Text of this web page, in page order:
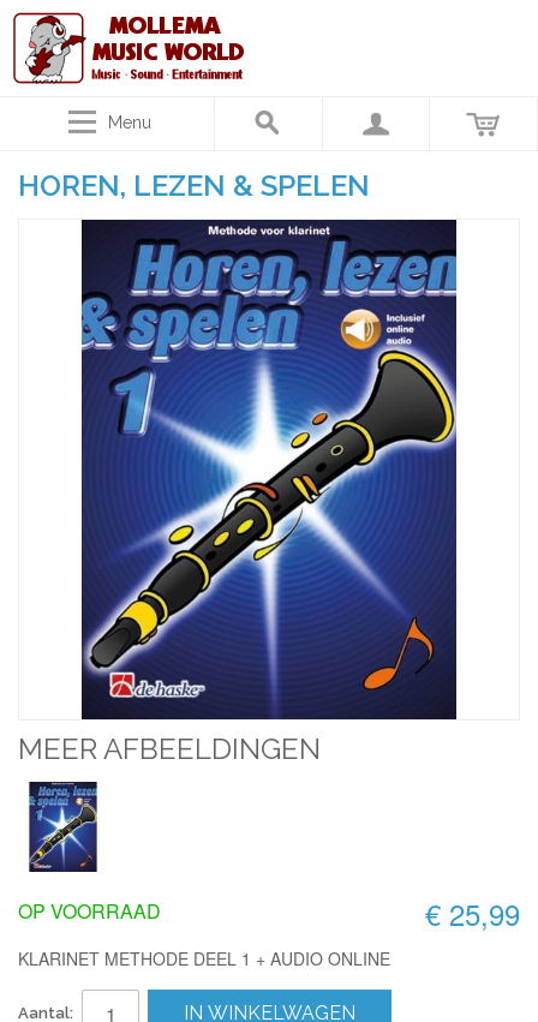
Menu
HOREN, LEZEN & SPELEN
MEER AFBEELDINGEN
€ 25,99
OP VOORRAAD
KLARINET METHODE DEEL 1 + AUDIO ONLINE
Aantal: IN WINKELWAGEN